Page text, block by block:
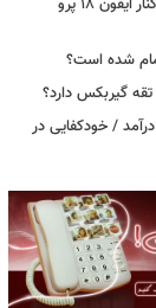
ایرپاد دوربین‌دار اپل احتمالا در کنار آیفون ۱۸ پرو
شده است؟
تقه گیربکس دارد؟
/ خودکفایی در